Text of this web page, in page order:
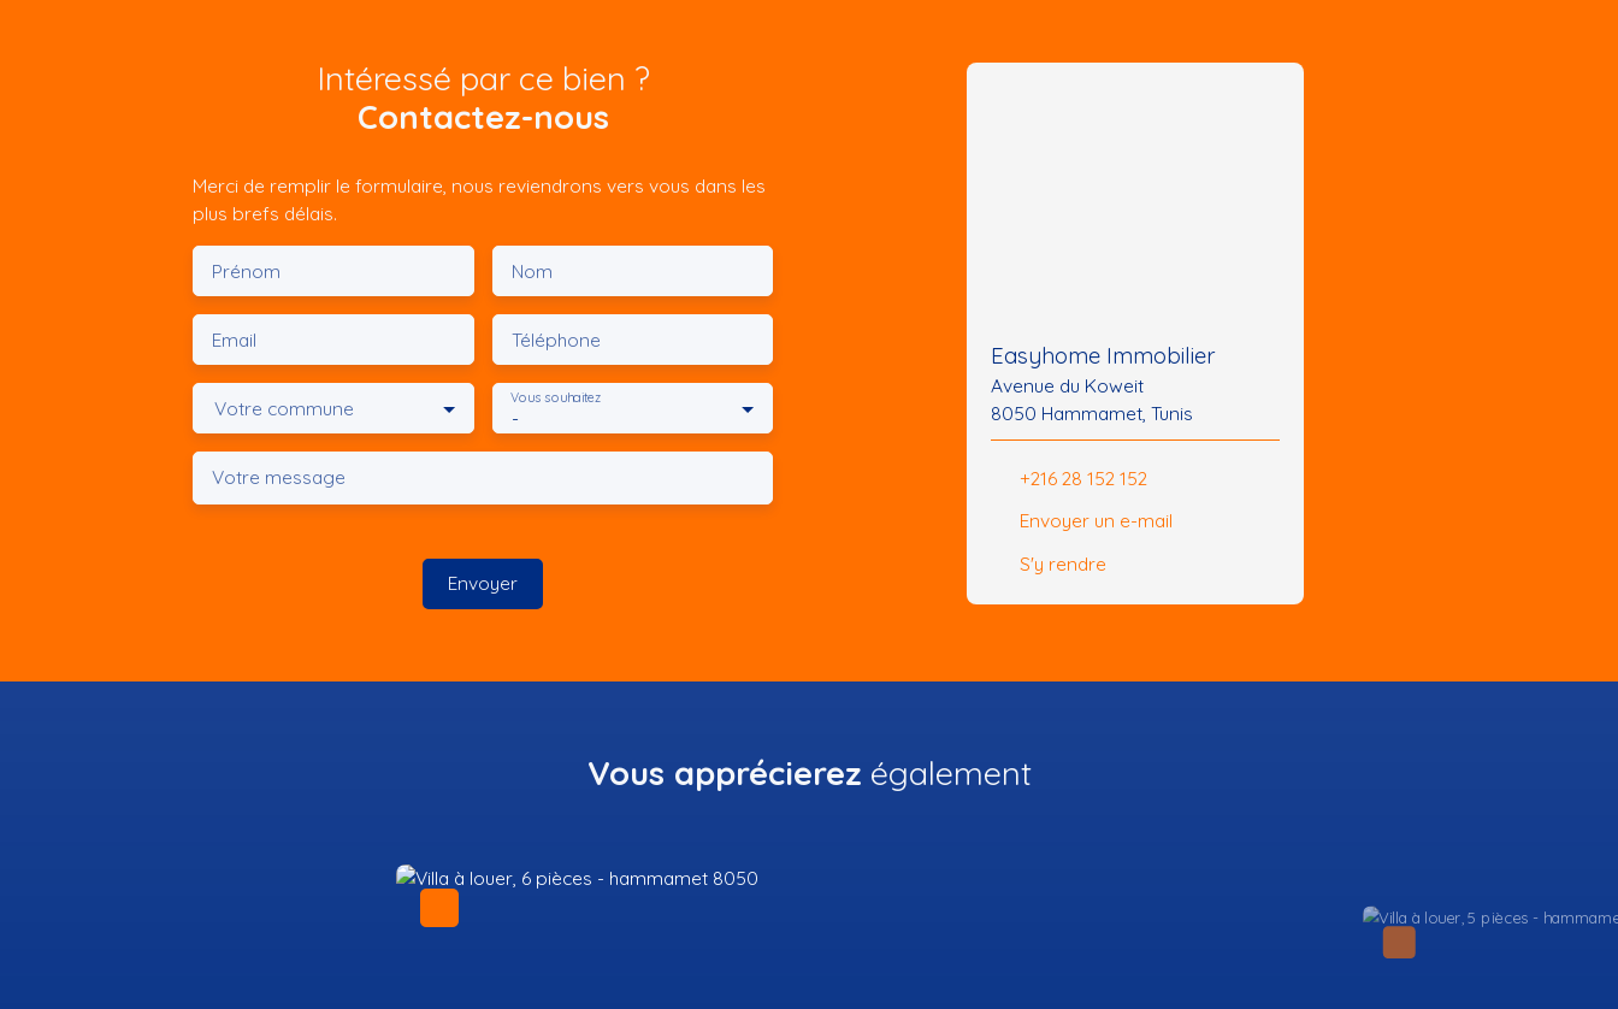
Intéressé par ce bien ?
Contactez-nous
Merci de remplir le formulaire, nous reviendrons vers vous dans les
plus brefs délais.
Prénom Nom
Email Téléphone
Votre commune -
Vous souhaitez
Votre message
Envoyer
Easyhome Immobilier
Avenue du Koweit
8050 Hammamet, Tunis
+216 28 152 152
Envoyer un e-mail
S'y rendre
Vous apprécierez également